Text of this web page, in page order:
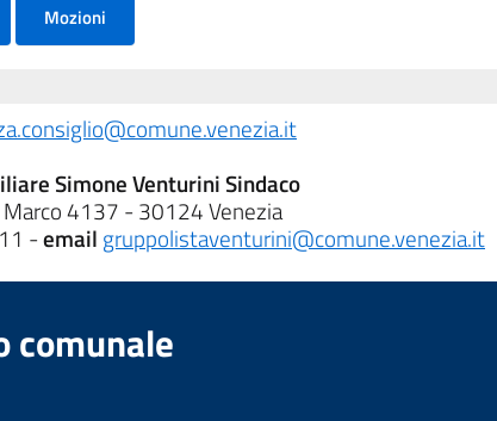
Mozioni
Simone Venturini Sindaco
Marco 4137 - 30124 Venezia
-email gruppolistaventurini@comune.venezia.it
comunale